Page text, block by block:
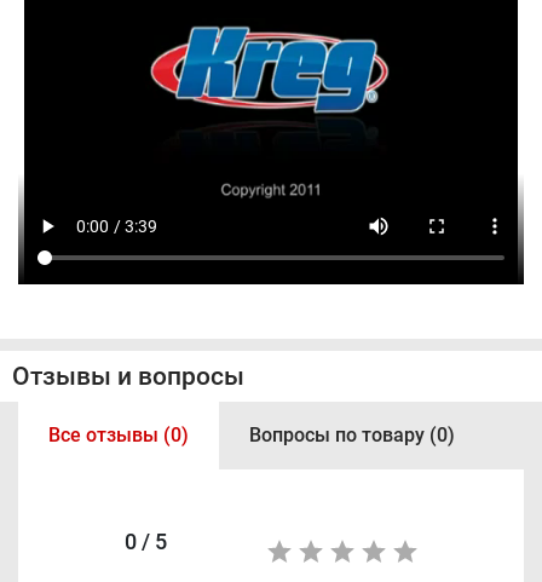
Отзывы и вопросы
Все отзывы (0) Вопросы по товару (0)
0 / 5